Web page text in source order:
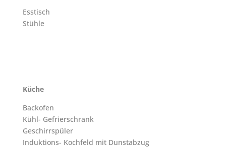
Esstisch
Stühle
Küche
Backofen
Kühl- Gefrierschrank
Geschirrspüler
Induktions- Kochfeld mit Dunstabzug